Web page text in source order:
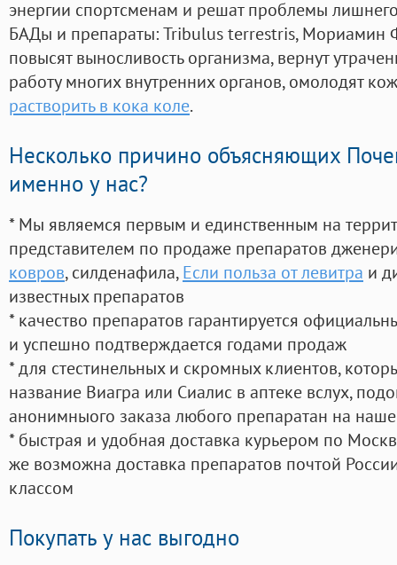
энергии спортсменам и решат проблемы
БАДы и препараты:Tribulus terrestris, Мориамин
повысят выносливость организма, вернут
работу многих внутренних органов, омолодят
растворить в кока коле.
Несколько причино объясняющих
именно у нас?
* Мы являемся первым и единственным на
представителем по продаже препаратов
ковров, силденафила, Если польза от левитра и
известных препаратов
* качество препаратов гарантируется
и успешно подтверждается годами продаж
* для стестинельных и скромных клиентов,
название Виагра или Сиалис в аптеке вслух,
анонимныого заказа любого препаратан на
* быстрая и удобная доставка курьером по
же возможна доставка препаратов почтой
классом
Покупать у нас выгодно